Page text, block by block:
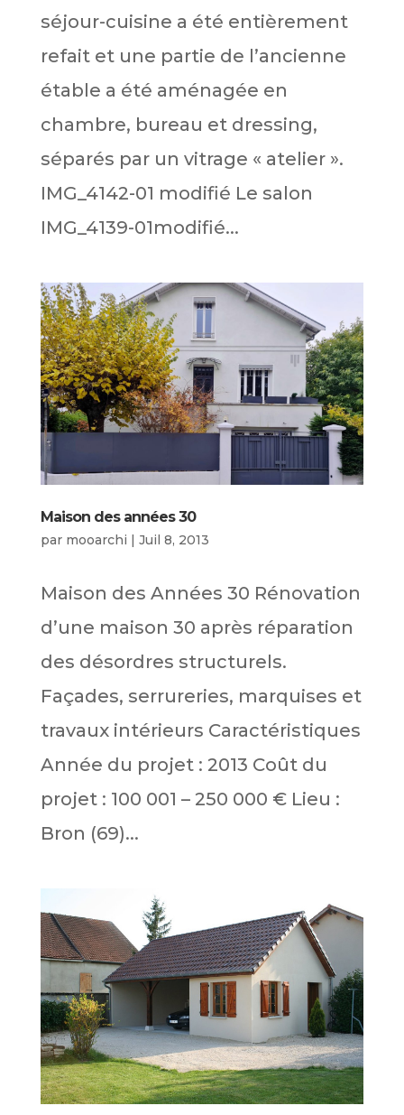
séjour-cuisine a été entièrement
refait et une partie de l’ancienne
étable a été aménagée en
chambre, bureau et dressing,
séparés par un vitrage « atelier ».
IMG_4142-01 modifié Le salon
IMG_4139-01modifié...
Maison des années 30
par mooarchi | Juil 8, 2013
Maison des Années 30 Rénovation
d’une maison 30 après réparation
des désordres structurels.
Façades, serrureries, marquises et
travaux intérieurs Caractéristiques
Année du projet : 2013 Coût du
projet : 100 001 – 250 000 € Lieu :
Bron (69)...